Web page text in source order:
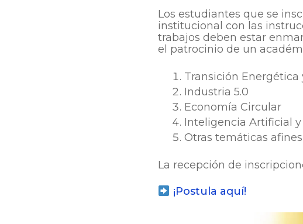
Los estudiantes que se
institucional con las
trabajos deben estar
el patrocinio de un
Transición Energética
Industria 5.0
Economía Circular
Inteligencia Artificial y
Otras temáticas
La recepción de
¡Postula aquí!